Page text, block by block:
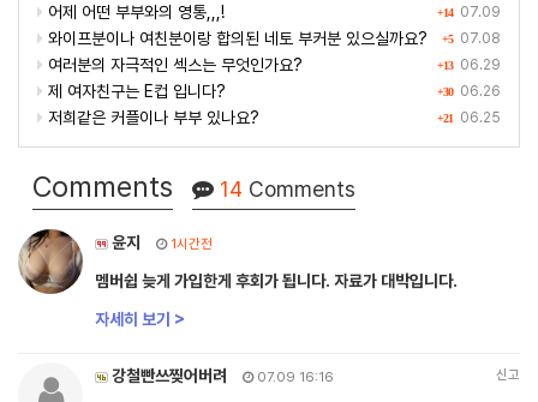
+14 07.09
어제 어떤 부부와의 영통,,,!
+5 07.08
와이프분이나 여친분이랑 합의된 네토 부커분 있으실까요?
+13 06.29
여러분의 자극적인 섹스는 무엇인가요?
+30 06.26
제 여자친구는 E컵 입니다?
+21 06.25
저희같은 커플이나 부부 있나요?
Comments 14 Comments
윤지 1시간전
멤버쉽 늦게 가입한게 후회가 됩니다. 자료가 대박입니다.
자세히 보기 >
강철빤쓰찢어버려 07.09 16:16 신고